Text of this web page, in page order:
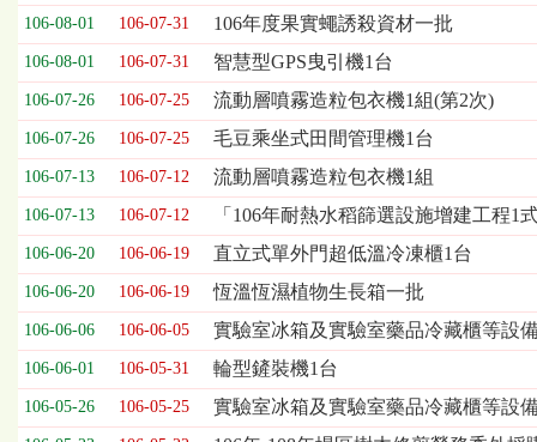
位
依
序
為：
標
日
截
標
日
期、
公
告
事
項
106-08-01 106-07-31 106年度果實蠅誘殺資材一批
106-08-01 106-07-31 智慧型GPS曳引機1台
106-07-26 106-07-25 流動層噴霧造粒包衣機1組(第2次)
106-07-26 106-07-25 毛豆乘坐式田間管理機1台
106-07-13 106-07-12 流動層噴霧造粒包衣機1組
106-07-13 106-07-12 「106年耐熱水稻篩選設施增建工程
106-06-20 106-06-19 直立式單外門超低溫冷凍櫃1台
106-06-20 106-06-19 恆溫恆濕植物生長箱一批
106-06-06 106-06-05 實驗室冰箱及實驗室藥品冷藏櫃等設
106-06-01 106-05-31 輪型鏟裝機1台
106-05-26 106-05-25 實驗室冰箱及實驗室藥品冷藏櫃等設